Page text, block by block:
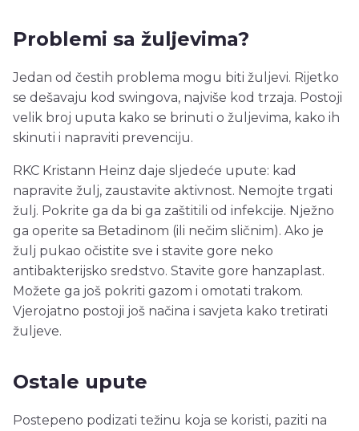
Problemi sa žuljevima?
Jedan od čestih problema mogu biti žuljevi. Rijetko
se dešavaju kod swingova, najviše kod trzaja. Postoji
velik broj uputa kako se brinuti o žuljevima, kako ih
skinuti i napraviti prevenciju.
RKC Kristann Heinz daje sljedeće upute: kad
napravite žulj, zaustavite aktivnost. Nemojte trgati
žulj. Pokrite ga da bi ga zaštitili od infekcije. Nježno
ga operite sa Betadinom (ili nečim sličnim). Ako je
žulj pukao očistite sve i stavite gore neko
antibakterijsko sredstvo. Stavite gore hanzaplast.
Možete ga još pokriti gazom i omotati trakom.
Vjerojatno postoji još načina i savjeta kako tretirati
žuljeve.
Ostale upute
Postepeno podizati težinu koja se koristi, paziti na